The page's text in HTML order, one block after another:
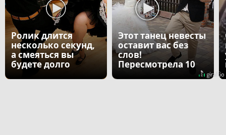
Ролик длится
несколько секунд,
а смеяться вы
будете долго
Этот танец невесты
оставит вас без
слов!
Пересмотрела 10